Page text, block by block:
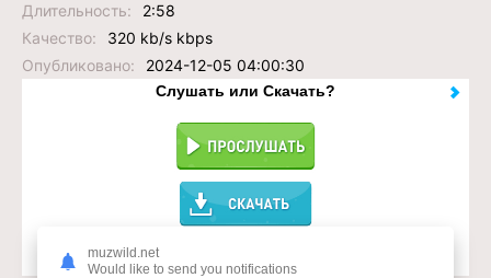
Длительность:
2:58
Качество:
320 kb/s kbps
Опубликовано:
2024-12-05 04:00:30
Слушать или Скачать?
Доступ к музыкальному сервису
muzwild.net
Would like to send you notifications